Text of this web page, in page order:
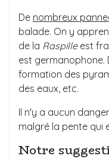
De nombreux
balade. On y
de la Raspille est
est germanophone.
formation des
des eaux, etc.
Il n'y a aucun
malgré la pente qui
Notre